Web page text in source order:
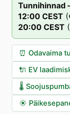
Tunnihinnad
12:00 CEST (
20:00 CEST (
⏰ Odavaima
🔌 EV
🌡️
☀️